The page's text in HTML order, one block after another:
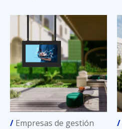
/ Empresas de gestión
/